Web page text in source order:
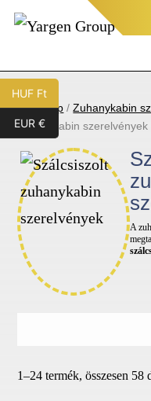
Ugrás
Yargen
Group
Kezdőlap /Zuhanykabin
zuhanykabin szerelvények
A
1–24 termék, összesen 58
HUF Ft
EUR €